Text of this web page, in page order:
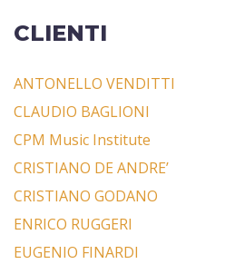
CLIENTI
ANTONELLO VENDITTI
CLAUDIO BAGLIONI
CPM Music Institute
CRISTIANO DE ANDRE’
CRISTIANO GODANO
ENRICO RUGGERI
EUGENIO FINARDI